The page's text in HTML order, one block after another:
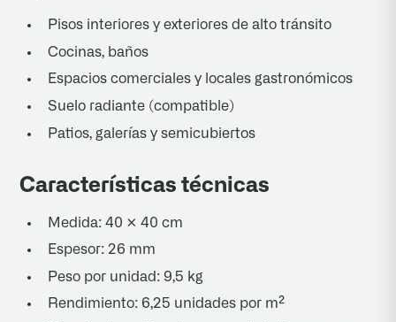
Pisos interiores y exteriores de alto tránsito
Cocinas, baños
Espacios comerciales y locales gastronómicos
Suelo radiante (compatible)
Patios, galerías y semicubiertos
Características técnicas
Medida: 40 × 40 cm
Espesor: 26 mm
Peso por unidad: 9,5 kg
Rendimiento: 6,25 unidades por m²